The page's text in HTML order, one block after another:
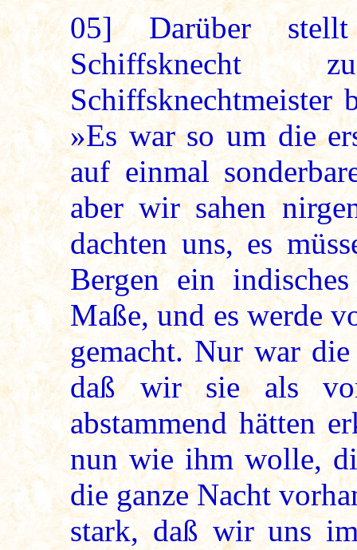
05]Darüber
Schiffsknecht
Schiffsknechtmeister
»Es war so um die
auf einmal
aber wir sahen
dachten uns, es
Bergen ein
Maße, und es werde
gemacht. Nur war
daß wir sie als
abstammend hätten
nun wie ihm wolle,
die ganze Nacht
stark, daß wir uns